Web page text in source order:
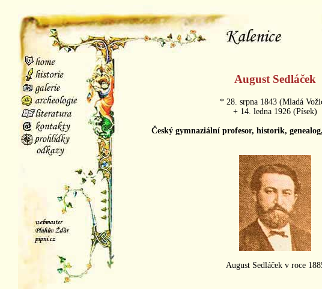
August Sedláček
* 28. srpna 1843 (Mladá
+ 14. ledna 1926 (Písek)
Český gymnaziální profesor, historik,
August Sedláček v roce